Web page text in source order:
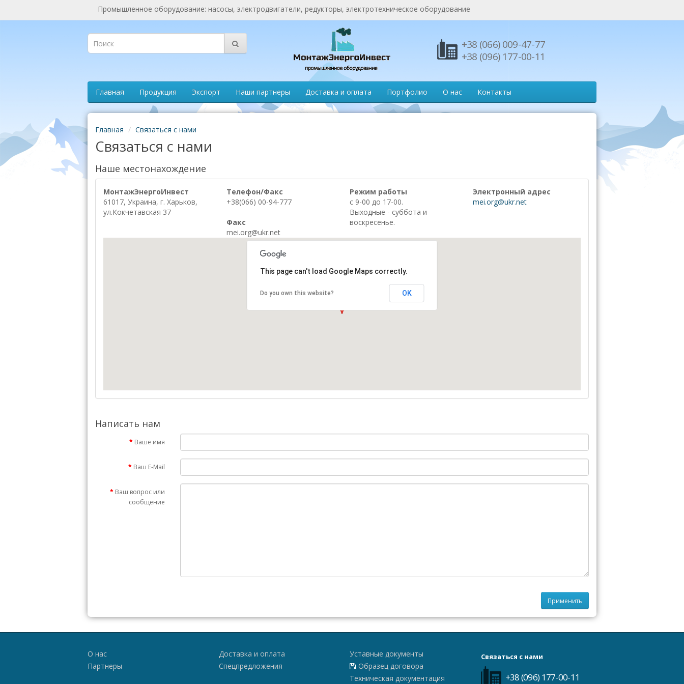
Промышленное оборудование: насосы, электродвигатели, редукторы, электротехническое оборудование
+38 (066) 009-47-77
+38 (096) 177-00-11
Главная Продукция Экспорт Наши партнеры Доставка и оплата Портфолио О нас Контакты
Главная Связаться с нами
Связаться с нами
Наше местонахождение
МонтажЭнергоИнвест
61017, Украина, г. Харьков,
ул.Кокчетавская 37
Телефон/Факс
+38(066) 00-94-777
Факс
mei.org@ukr.net
Режим работы
с 9-00 до 17-00.
Выходные - суббота и
воскресенье.
Электронный адрес
mei.org@ukr.net
This page can't load Google Maps correctly.
Do you own this website? OK
Написать нам
Ваше имя
Ваш E-Mail
Ваш вопрос или
сообщение
О нас
Партнеры
Доставка и оплата
Спецпредложения
Уставные документы
Образец договора
Техническая документация
Связаться с нами
+38 (096) 177-00-11